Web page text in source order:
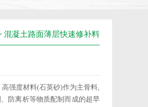
混凝土路面薄层快速修补料
强度材料(石英砂)作为主骨料,
防离析等物质配制而成的超早